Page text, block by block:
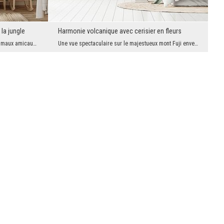
jungle
Dans un monde plein de couleurs et d’animaux amicaux, le quotidien devient une aventure. Cette fr...
Harmonie volcanique avec cerisier en fleurs
Une vue spectaculaire sur le majestueux mont Fuji enveloppé de brume et de nuages, rehaussée par ...